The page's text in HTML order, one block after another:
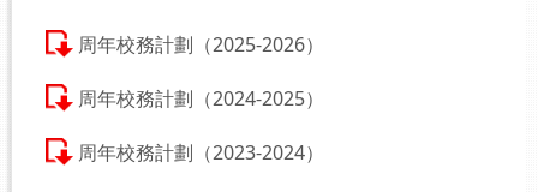
周年校務計劃（2025-2026）
周年校務計劃（2024-2025）
周年校務計劃（2023-2024）